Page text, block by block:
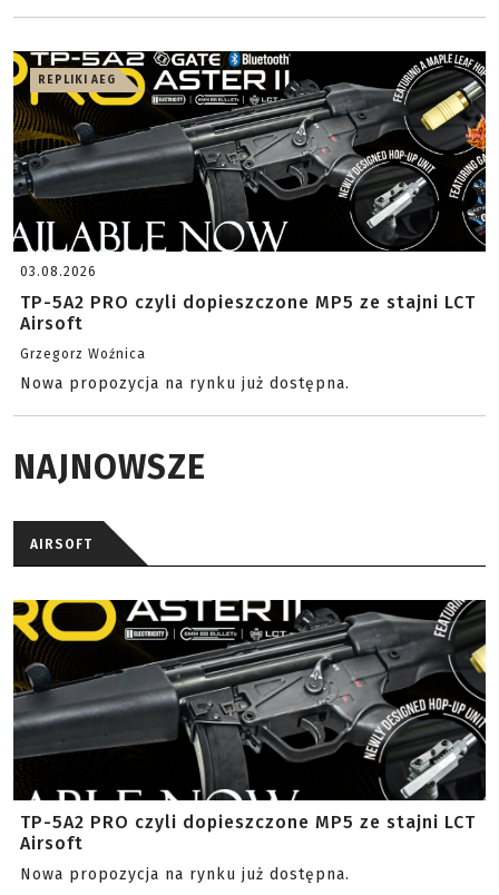
REPLIKI AEG
03.08.2026
TP-5A2 PRO czyli dopieszczone MP5 ze stajni LCT
Airsoft
Grzegorz Woźnica
Nowa propozycja na rynku już dostępna.
NAJNOWSZE
AIRSOFT
TP-5A2 PRO czyli dopieszczone MP5 ze stajni LCT
Airsoft
Nowa propozycja na rynku już dostępna.